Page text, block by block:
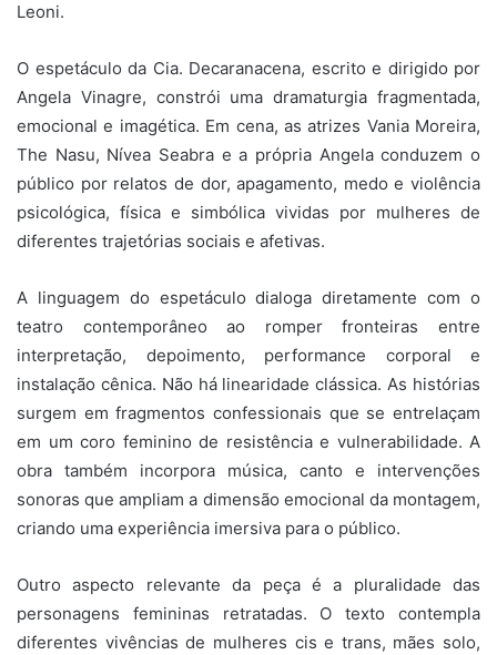
Leoni.
O espetáculo da Cia. Decaranacena, escrito e dirigido por
Angela Vinagre, constrói uma dramaturgia fragmentada,
emocional e imagética. Em cena, as atrizes Vania Moreira,
The Nasu, Nívea Seabra e a própria Angela conduzem o
público por relatos de dor, apagamento, medo e violência
psicológica, física e simbólica vividas por mulheres de
diferentes trajetórias sociais e afetivas.
A linguagem do espetáculo dialoga diretamente com o
teatro contemporâneo ao romper fronteiras entre
interpretação, depoimento, performance corporal e
instalação cênica. Não há linearidade clássica. As histórias
surgem em fragmentos confessionais que se entrelaçam
em um coro feminino de resistência e vulnerabilidade. A
obra também incorpora música, canto e intervenções
sonoras que ampliam a dimensão emocional da montagem,
criando uma experiência imersiva para o público.
Outro aspecto relevante da peça é a pluralidade das
personagens femininas retratadas. O texto contempla
diferentes vivências de mulheres cis e trans, mães solo,